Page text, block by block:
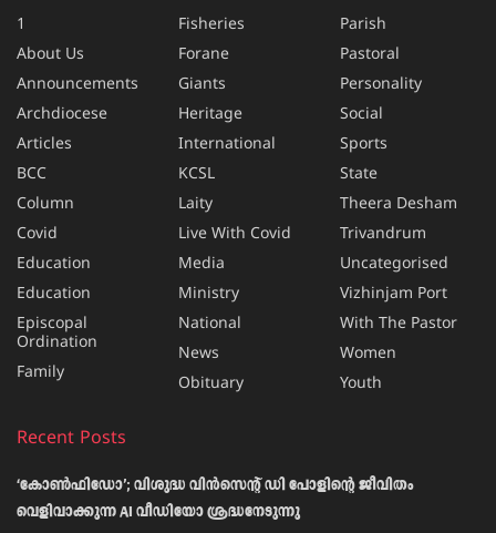
1
About Us
Announcements
Archdiocese
Articles
BCC
Column
Covid
Education
Education
Episcopal
Ordination
Family
Fisheries
Forane
Giants
Heritage
International
KCSL
Laity
Live With Covid
Media
Ministry
National
News
Obituary
Parish
Pastoral
Personality
Social
Sports
State
Theera Desham
Trivandrum
Uncategorised
Vizhinjam Port
With The Pastor
Women
Youth
Recent Posts
‘കോൺഫിഡോ’; വിശുദ്ധ വിൻസെന്റ് ഡി പോളിന്റെ ജീവിതം
വെളിവാക്കുന്ന AI വീഡിയോ ശ്രദ്ധനേടുന്നു